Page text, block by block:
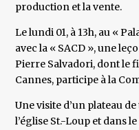
production et la vente.
Le lundi 01, à 13h, au «
avec la « SACD », une
Pierre Salvadori, dont le
Cannes, participe à la
Une visite d’un plateau
l’église St.-Loup et dans